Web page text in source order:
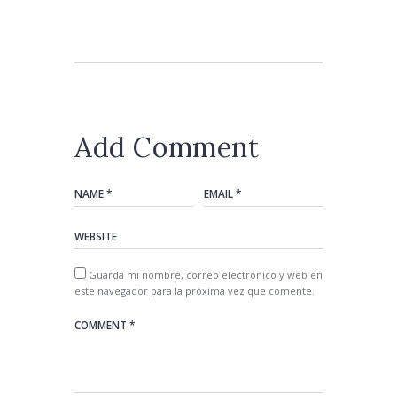
Add Comment
Guarda mi nombre, correo electrónico y web en
este navegador para la próxima vez que comente.